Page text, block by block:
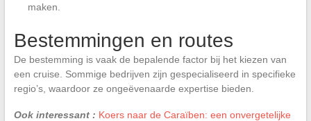
maken.
Bestemmingen en routes
De bestemming is vaak de bepalende factor bij het kiezen van
een cruise. Sommige bedrijven zijn gespecialiseerd in specifieke
regio’s, waardoor ze ongeëvenaarde expertise bieden.
Ook interessant : Koers naar de Caraïben: een onvergetelijke